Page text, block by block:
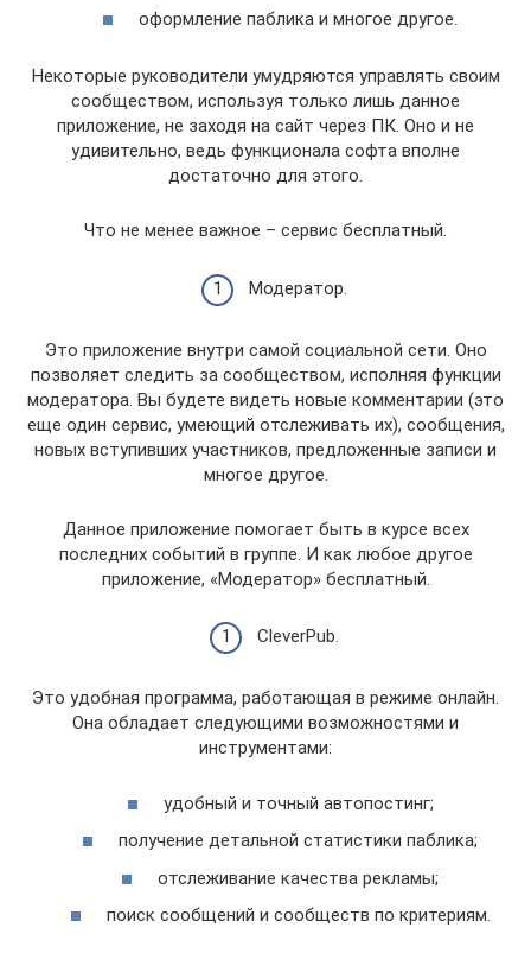
оформление паблика и многое другое.
Некоторые руководители умудряются управлять своим
сообществом, используя только лишь данное
приложение, не заходя на сайт через ПК. Оно и не
удивительно, ведь функционала софта вполне
достаточно для этого.
Что не менее важное – сервис бесплатный.
Модератор.
Это приложение внутри самой социальной сети. Оно
позволяет следить за сообществом, исполняя функции
модератора. Вы будете видеть новые комментарии (это
еще один сервис, умеющий отслеживать их), сообщения,
новых вступивших участников, предложенные записи и
многое другое.
Данное приложение помогает быть в курсе всех
последних событий в группе. И как любое другое
приложение, «Модератор» бесплатный.
CleverPub.
Это удобная программа, работающая в режиме онлайн.
Она обладает следующими возможностями и
инструментами:
удобный и точный автопостинг;
получение детальной статистики паблика;
отслеживание качества рекламы;
поиск сообщений и сообществ по критериям.